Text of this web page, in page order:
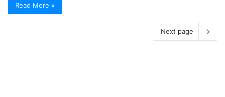
Read More »
Next page